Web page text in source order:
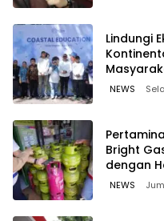
Lindungi
Bitung,
NEWS
Bright
dengan
NEWS